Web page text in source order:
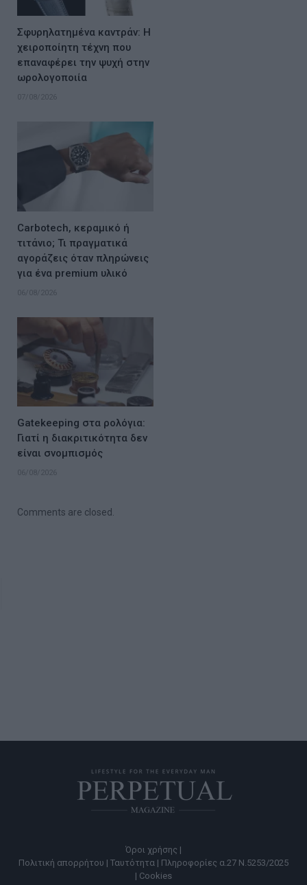
Σφυρηλατημένα καντράν: Η
χειροποίητη τέχνη που
επαναφέρει την ψυχή στην
ωρολογοποιία
07/08/2026
Carbotech, κεραμικό ή
τιτάνιο; Τι πραγματικά
αγοράζεις όταν πληρώνεις
για ένα premium υλικό
06/08/2026
Gatekeeping στα ρολόγια:
Γιατί η διακριτικότητα δεν
είναι σνομπισμός
06/08/2026
Comments are closed.
Όροι χρήσης |
Πολιτική απορρήτου | Ταυτότητα | Πληροφορίες α.27 Ν.5253/2025
| Cookies